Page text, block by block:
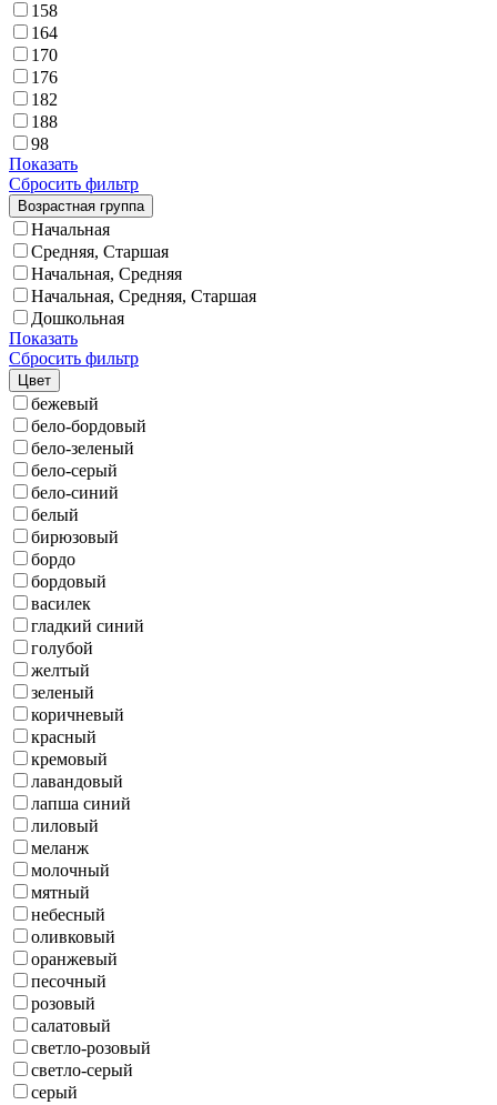
158
164
170
176
182
188
98
Показать
Сбросить фильтр
Возрастная группа
Начальная
Средняя, Старшая
Начальная, Средняя
Начальная, Средняя, Старшая
Дошкольная
Показать
Сбросить фильтр
Цвет
бежевый
бело-бордовый
бело-зеленый
бело-серый
бело-синий
белый
бирюзовый
бордо
бордовый
василек
гладкий синий
голубой
желтый
зеленый
коричневый
красный
кремовый
лавандовый
лапша синий
лиловый
меланж
молочный
мятный
небесный
оливковый
оранжевый
песочный
розовый
салатовый
светло-розовый
светло-серый
серый